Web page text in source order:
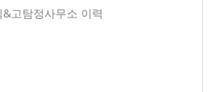
&고탐정사무소 이력